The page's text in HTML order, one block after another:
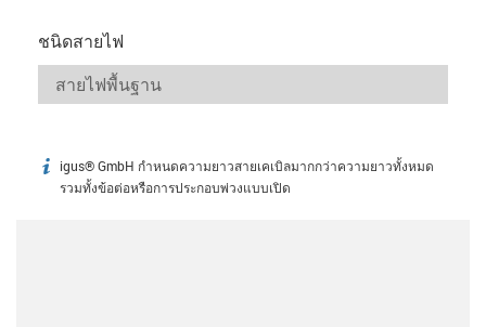
ชนิดสายไฟ
igus-icon-info
igus® GmbH กำหนดความยาวสายเคเบิลมากกว่าความยาวทั้งหมด
รวมทั้งข้อต่อหรือการประกอบพ่วงแบบเปิด